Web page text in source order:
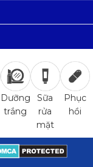
Dưỡng
trắng
Sữa
rửa
mặt
Phục
hồi